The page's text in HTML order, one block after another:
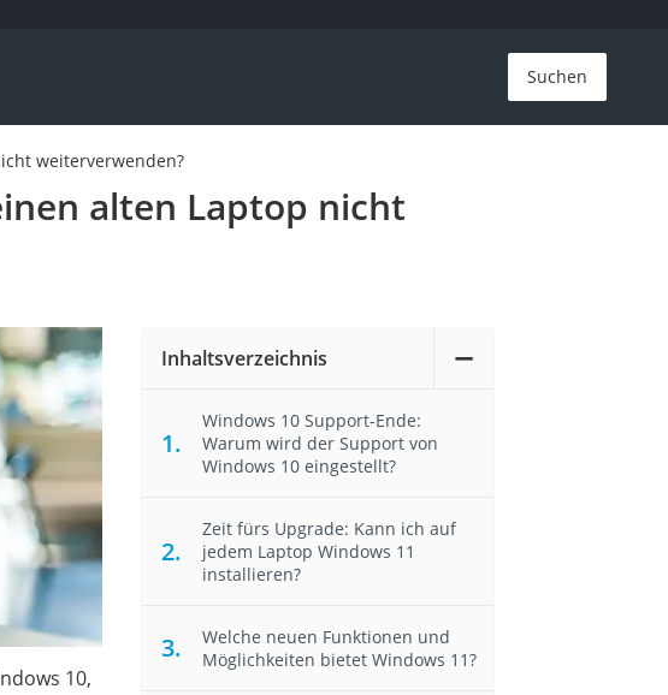
Suchen
weiterverwenden?
alten Laptop nicht
10,
Inhaltsverzeichnis
Windows 10 Support-Ende:
Warum wird der Support von
Windows 10 eingestellt?
Zeit fürs Upgrade: Kann ich auf
jedem Laptop Windows 11
installieren?
Welche neuen Funktionen und
Möglichkeiten bietet Windows 11?